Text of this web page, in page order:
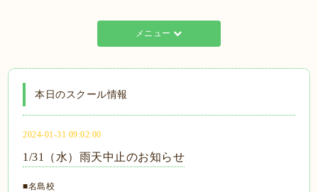
メニュー
本日のスクール情報
2024-01-31 09:02:00
1/31（水）雨天中止のお知らせ
■名島校